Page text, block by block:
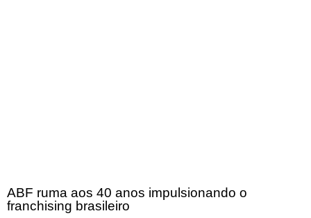
ABF ruma aos 40 anos impulsionando o
franchising brasileiro